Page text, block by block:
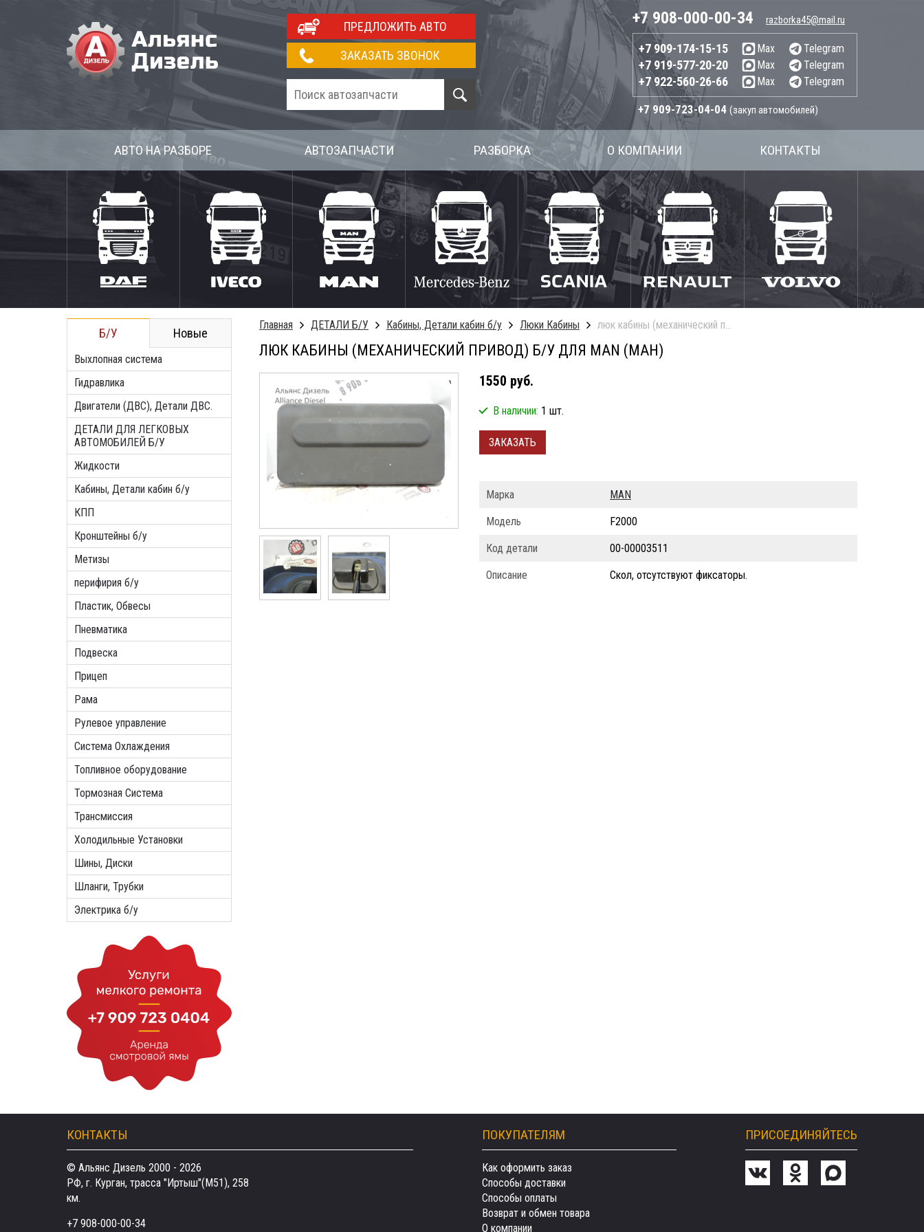
ПРЕДЛОЖИТЬ АВТО
ЗАКАЗАТЬ ЗВОНОК
+7 908-000-00-34 razborka45@mail.ru
+7 909-174-15-15 Max Telegram
+7 919-577-20-20 Max Telegram
+7 922-560-26-66 Max Telegram
+7 909-723-04-04 (закуп автомобилей)
АВТО НА РАЗБОРЕ АВТОЗАПЧАСТИ РАЗБОРКА О КОМПАНИИ КОНТАКТЫ
Б/У Новые
Выхлопная система
Гидравлика
Двигатели (ДВС), Детали ДВС.
ДЕТАЛИ ДЛЯ ЛЕГКОВЫХ
АВТОМОБИЛЕЙ Б/У
Жидкости
Кабины, Детали кабин б/у
КПП
Кронштейны б/у
Метизы
перифирия б/у
Пластик, Обвесы
Пневматика
Подвеска
Прицеп
Рама
Рулевое управление
Система Охлаждения
Топливное оборудование
Тормозная Система
Трансмиссия
Холодильные Установки
Шины, Диски
Шланги, Трубки
Электрика б/у
Главная ДЕТАЛИ Б/У Кабины, Детали кабин б/у Люки Кабины люк кабины (механический привод) б/у \ Скол, отсутствуют фиксаторы.
ЛЮК КАБИНЫ (МЕХАНИЧЕСКИЙ ПРИВОД) Б/У ДЛЯ MAN (МАН)
1550 руб.
В наличии: 1 шт.
ЗАКАЗАТЬ
Марка MAN
Модель F2000
Код детали 00-00003511
Описание Скол, отсутствуют фиксаторы.
КОНТАКТЫ
© Альянс Дизель 2000 - 2026
РФ, г. Курган, трасса "Иртыш"(М51), 258
км.
+7 908-000-00-34
ПОКУПАТЕЛЯМ
Как оформить заказ
Способы доставки
Способы оплаты
Возврат и обмен товара
О компании
ПРИСОЕДИНЯЙТЕСЬ